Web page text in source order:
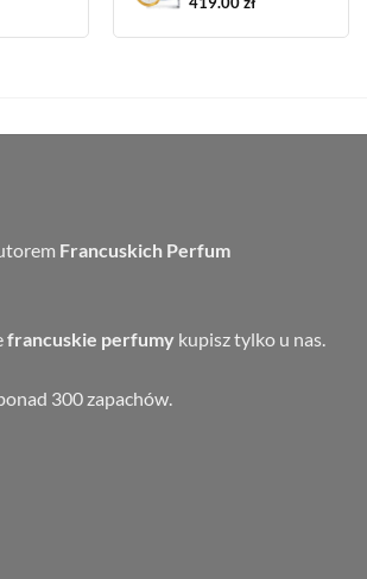
Francuskich Perfum
francuskie perfumy kupisz tylko u nas.
300 zapachów.